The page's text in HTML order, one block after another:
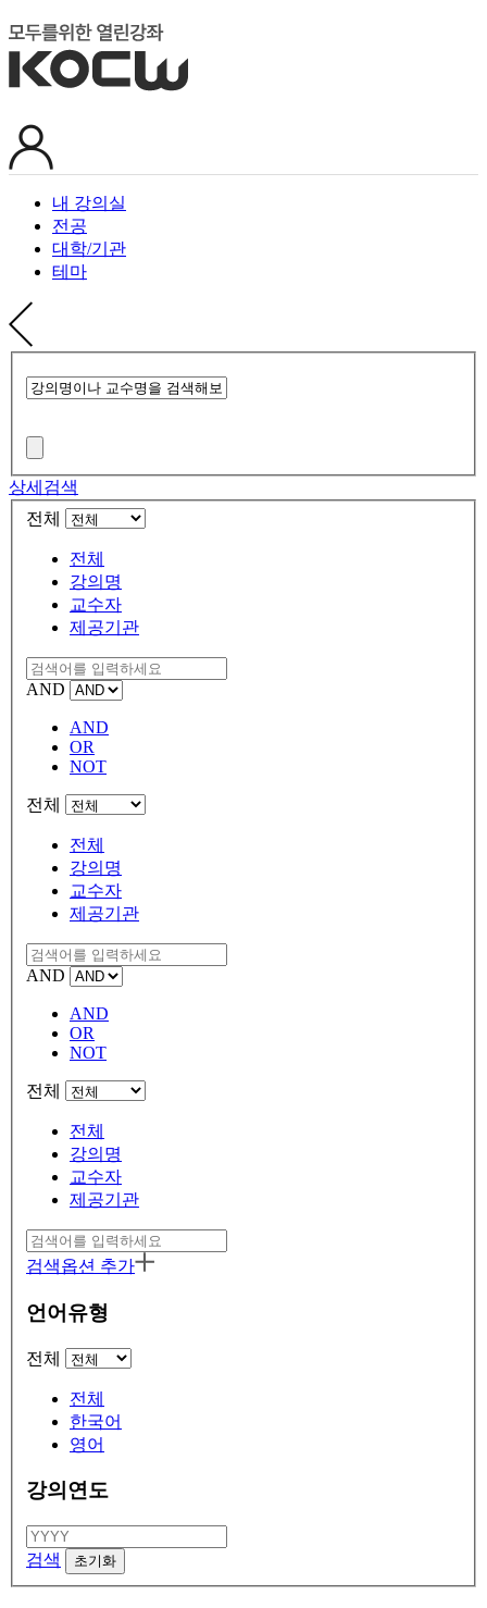
내 강의실
전공
대학/기관
테마
상세검색
전체
전체
강의명
교수자
제공기관
AND
AND
OR
NOT
전체
전체
강의명
교수자
제공기관
AND
AND
OR
NOT
전체
전체
강의명
교수자
제공기관
검색옵션 추가
언어유형
전체
전체
한국어
영어
강의연도
검색